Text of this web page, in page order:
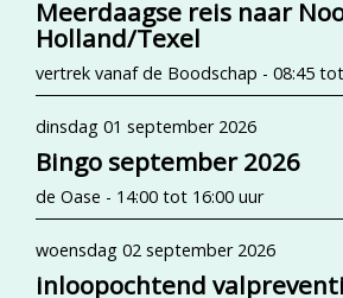
Meerdaagse reis naar
Holland/Texel
vertrek vanaf de Boodschap - 08:45
dinsdag 01 september 2026
Bingo september 2026
de Oase - 14:00 tot 16:00 uur
woensdag 02 september 2026
inloopochtend